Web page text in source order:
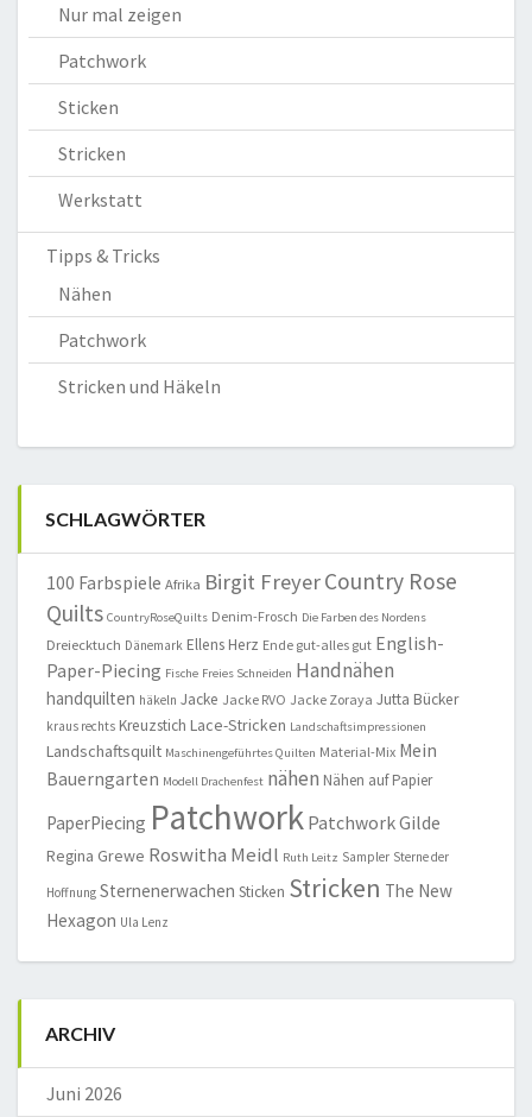
Nur mal zeigen
Patchwork
Sticken
Stricken
Werkstatt
Tipps & Tricks
Nähen
Patchwork
Stricken und Häkeln
SCHLAGWÖRTER
100 Farbspiele Afrika Birgit FreyerCountry Rose
Quilts CountryRoseQuilts Denim-Frosch Die Farben des Nordens
Dreiecktuch Dänemark Ellens Herz Ende gut-alles gut English-
Paper-Piecing Fische Freies Schneiden Handnähen
handquilten häkeln Jacke Jacke RVO Jacke Zoraya Jutta Bücker
kraus rechts Kreuzstich Lace-Stricken Landschaftsimpressionen
Landschaftsquilt Maschinengeführtes Quilten Material-Mix Mein
Bauerngarten Modell Drachenfest nähen Nähen auf Papier
PaperPiecing Patchwork Patchwork Gilde
Regina Grewe Roswitha Meidl Ruth Leitz Sampler Sterne der
Hoffnung Sternenerwachen Sticken Stricken The New
Hexagon Ula Lenz
ARCHIV
Juni 2026